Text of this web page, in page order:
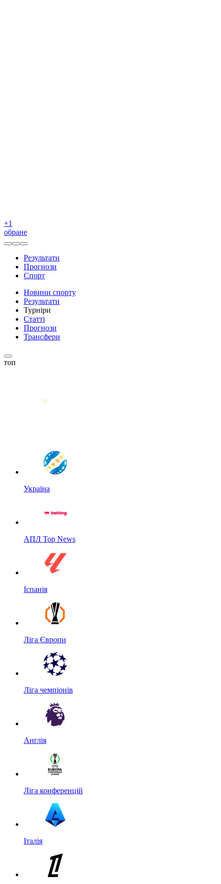
+1
обране
Результати
Прогнози
Спорт
Новини спорту
Результати
Турніри
Статті
Прогнози
Трансфери
топ
Україна
АПЛ Top News
Іспанія
Ліга Європи
Ліга чемпіонів
Англія
Ліга конференцій
Італія